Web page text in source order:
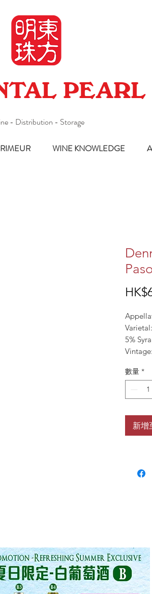
PEARL
- Distribution - Storage
WINE KNOWLEDGE
5%
數量 *
新增